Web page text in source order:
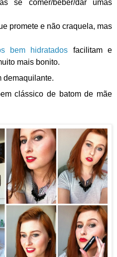
se comer/beber/dar umas
promete e não craquela, mas
bem hidratados
facilitam e
mais bonito.
demaquilante.
clássico de batom de mãe